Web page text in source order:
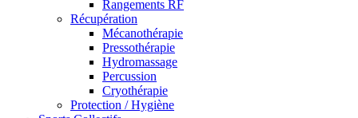
Rangements RF
Récupération
Mécanothérapie
Pressothérapie
Hydromassage
Percussion
Cryothérapie
Protection / Hygiène